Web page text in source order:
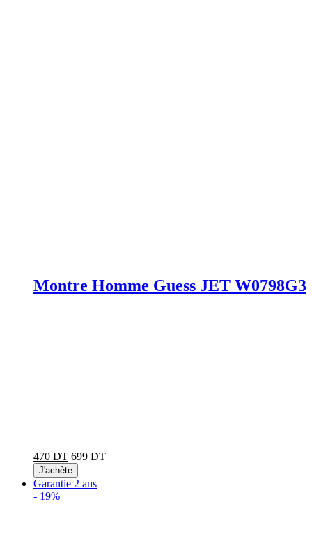
Montre Homme Guess JET W0798G3
470 DT 699 DT
J'achète
Garantie 2 ans
- 19%